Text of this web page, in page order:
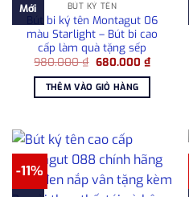
Mới BÚT KÝ TÊN
Bút bi ký tên Montagut 06
màu Starlight – Bút bi cao
cấp làm quà tặng sếp
980.000₫ Giá
là:
980.000 ₫.
680.000 ₫Giá
THÊM VÀO GIỎ HÀNG
-11%